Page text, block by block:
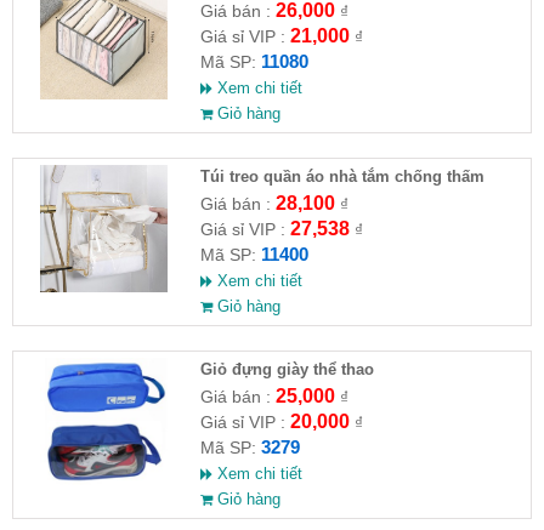
Giá bán : 26,000₫
Giá sỉ VIP : 21,000₫
Mã SP: 11080
Xem chi tiết
Giỏ hàng
Túi treo quần áo nhà tắm chống thấm
nước
Giá bán : 28,100₫
Giá sỉ VIP : 27,538₫
Mã SP: 11400
Xem chi tiết
Giỏ hàng
Giỏ đựng giày thể thao
Giá bán : 25,000₫
Giá sỉ VIP : 20,000₫
Mã SP: 3279
Xem chi tiết
Giỏ hàng